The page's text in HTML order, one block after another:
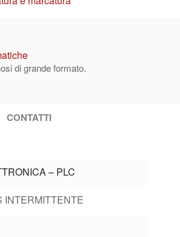
CONTATTI
di grande formato.
– PLC
INTERMITTENTE